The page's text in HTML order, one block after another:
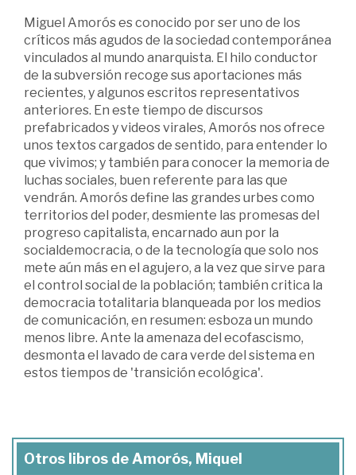
Miguel Amorós es conocido por ser uno de los
críticos más agudos de la sociedad contemporánea
vinculados al mundo anarquista. El hilo conductor
de la subversión recoge sus aportaciones más
recientes, y algunos escritos representativos
anteriores. En este tiempo de discursos
prefabricados y videos virales, Amorós nos ofrece
unos textos cargados de sentido, para entender lo
que vivimos; y también para conocer la memoria de
luchas sociales, buen referente para las que
vendrán. Amorós define las grandes urbes como
territorios del poder, desmiente las promesas del
progreso capitalista, encarnado aun por la
socialdemocracia, o de la tecnología que solo nos
mete aún más en el agujero, a la vez que sirve para
el control social de la población; también critica la
democracia totalitaria blanqueada por los medios
de comunicación, en resumen: esboza un mundo
menos libre. Ante la amenaza del ecofascismo,
desmonta el lavado de cara verde del sistema en
estos tiempos de 'transición ecológica'.
Otros libros de Amorós, Miquel